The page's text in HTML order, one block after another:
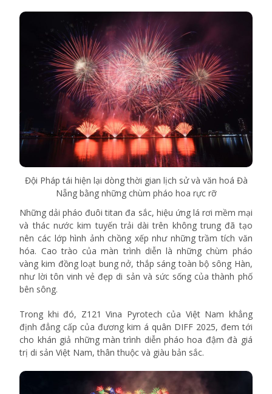
Đội Pháp tái hiện lại dòng thời gian lịch sử và văn hoá Đà
Nẵng bằng những chùm pháo hoa rực rỡ
Những dải pháo đuôi titan đa sắc, hiệu ứng lá rơi mềm mại
và thác nước kim tuyến trải dài trên không trung đã tạo
nên các lớp hình ảnh chồng xếp như những trầm tích văn
hóa. Cao trào của màn trình diễn là những chùm pháo
vàng kim đồng loạt bung nở, thắp sáng toàn bộ sông Hàn,
như lời tôn vinh vẻ đẹp di sản và sức sống của thành phố
bên sông.
Trong khi đó, Z121 Vina Pyrotech của Việt Nam khẳng
định đẳng cấp của đương kim á quân DIFF 2025, đem tới
cho khán giả những màn trình diễn pháo hoa đậm đà giá
trị di sản Việt Nam, thân thuộc và giàu bản sắc.